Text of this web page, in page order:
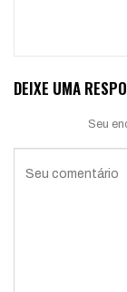
DEIXE UMA
Seu